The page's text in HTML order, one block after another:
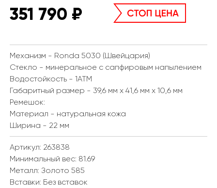
351 790 ₽
Механизм - Ronda 5030 (Швейцария)
Стекло - минеральное с сапфировым напылением
Водостойкость - 1АТМ
Габаритный размер - 39,6 мм х 41,6 мм х 10,6 мм
Ремешок:
Материал - натуральная кожа
Ширина - 22 мм
Артикул: 263838
Минимальный вес: 81.69
Металл: Золото 585
Вставки: Без вставок